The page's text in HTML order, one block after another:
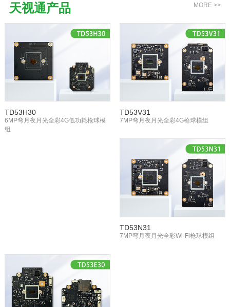
天视通产品 MORE >>
TD53H30
6MP弯月夜月光全彩4G低功耗枪球模
组
TD53V31
7MP弯月夜月光全彩4G枪球模组
TD53N31
7MP弯月夜月光全彩Wi-Fi枪球模组